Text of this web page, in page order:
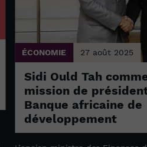
ÉCONOMIE 27 août 2025
Sidi Ould Tah
mission de
Banque africaine de
développement